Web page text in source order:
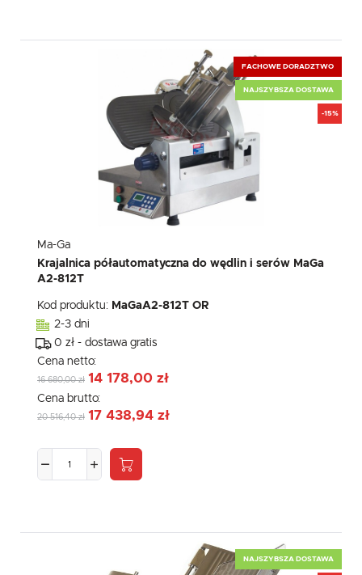
FACHOWE DORADZTWO
NAJSZYBSZA DOSTAWA
-15%
Ma-Ga
Krajalnica półautomatyczna do wędlin i serów MaGa
A2-812T
Kod produktu: MaGaA2-812T OR
2-3 dni
0 zł - dostawa gratis
Cena netto:
16 680,00 zł 14 178,00 zł
Cena brutto:
20 516,40 zł 17 438,94 zł
NAJSZYBSZA DOSTAWA